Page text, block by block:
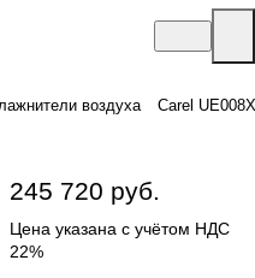
воздуха Carel
245 720 руб.
Цена указана с учётом НДС
22%